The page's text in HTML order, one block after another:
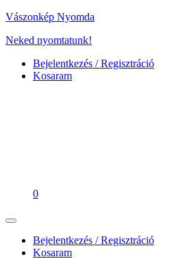
Vászonkép Nyomda
Neked nyomtatunk!
Bejelentkezés / Regisztráció
Kosaram
0
Bejelentkezés / Regisztráció
Kosaram